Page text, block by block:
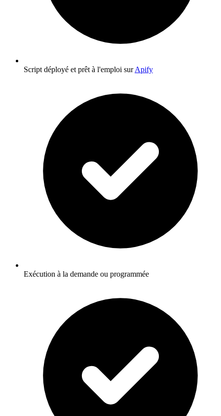
Script déployé et prêt à l'emploi surApify
Exécution à la demande ou programmée